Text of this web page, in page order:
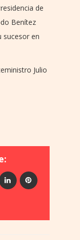
de
Benítez
sucesor en
Julio